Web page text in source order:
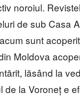
noroiul.
de sub Casa
sunt
Moldova
lăsând la
de la Voroneț e